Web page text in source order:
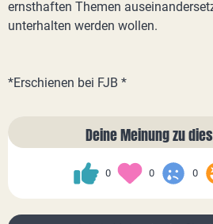
ernsthaften Themen
unterhalten werden wollen.
*Erschienen bei FJB *
Deine Meinung zu
0 0 0